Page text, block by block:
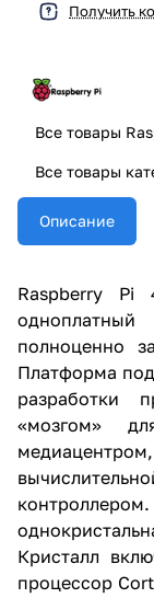
Получить
Все товары
Все товары
Описание
Raspberry
полноценно
Платформа
разработки
«мозгом»
Кристалл
процессор